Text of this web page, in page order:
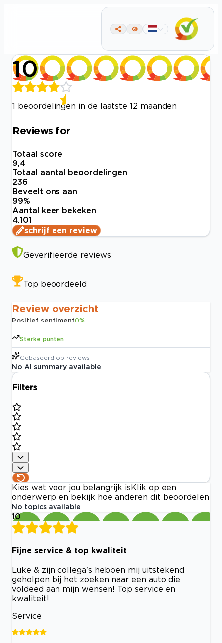
10
1 beoordelingen in de laatste 12 maanden
Reviews for
Totaal score
9,4
Totaal aantal beoordelingen
236
Beveelt ons aan
99%
Aantal keer bekeken
4.101
schrijf een review
Geverifieerde reviews
Top beoordeeld
Review overzicht
Positief sentiment0%
Sterke punten
Gebaseerd op reviews
No AI summary available
Filters
Kies wat voor jou belangrijk is Klik op een
onderwerp en bekijk hoe anderen dit beoordelen
No topics available
10
Fijne service & top kwaliteit
Luke & zijn collega's hebben mij uitstekend
geholpen bij het zoeken naar een auto die
voldeed aan mijn wensen! Top service en
kwaliteit!
Service